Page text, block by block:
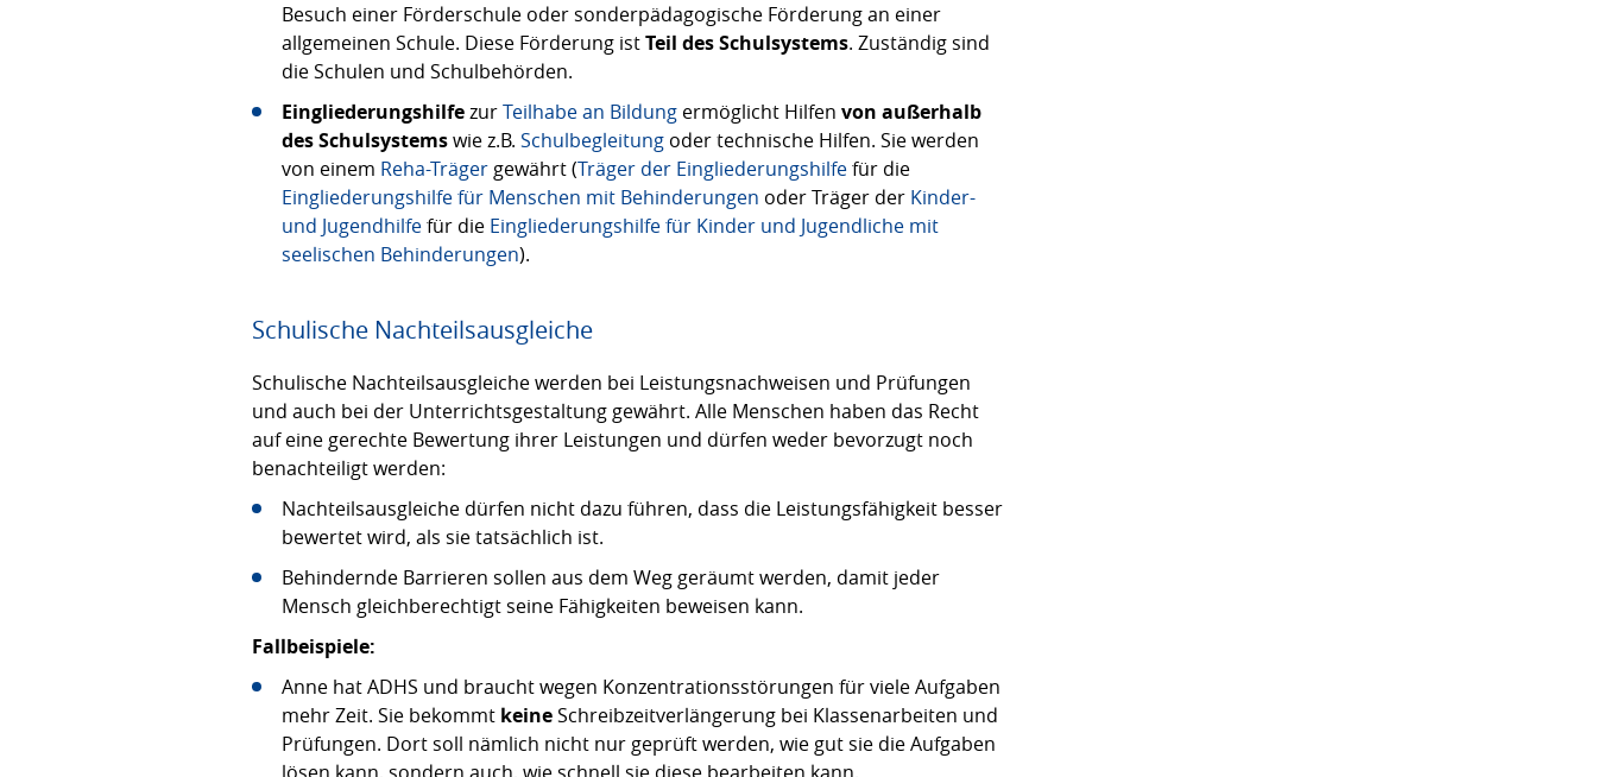
Besuch einer Förderschule oder sonderpädagogische Förderung an einer
allgemeinen Schule. Diese Förderung istTeil des Schulsystems. Zuständig sind
die Schulen und Schulbehörden.
EingliederungshilfezurTeilhabe an Bildung ermöglicht Hilfen von außerhalb
des Schulsystemswie z.B. Schulbegleitung oder technische Hilfen. Sie werden
von einem Reha-Träger gewährt (Träger der Eingliederungshilfefür die
Eingliederungshilfe für Menschen mit Behinderungen oder Träger der Kinder-
und Jugendhilfefür die Eingliederungshilfe für Kinder und Jugendliche mit
seelischen Behinderungen).
Schulische Nachteilsausgleiche
Schulische Nachteilsausgleiche werden bei Leistungsnachweisen und Prüfungen
und auch bei der Unterrichtsgestaltung gewährt. Alle Menschen haben das Recht
auf eine gerechte Bewertung ihrer Leistungen und dürfen weder bevorzugt noch
benachteiligt werden:
Nachteilsausgleiche dürfen nicht dazu führen, dass die Leistungsfähigkeit besser
bewertet wird, als sie tatsächlich ist.
Behindernde Barrieren sollen aus dem Weg geräumt werden, damit jeder
Mensch gleichberechtigt seine Fähigkeiten beweisen kann.
Fallbeispiele:
Anne hat ADHS und braucht wegen Konzentrationsstörungen für viele Aufgaben
mehr Zeit. Sie bekommt keineSchreibzeitverlängerung bei Klassenarbeiten und
Prüfungen. Dort soll nämlich nicht nur geprüft werden, wie gut sie die Aufgaben